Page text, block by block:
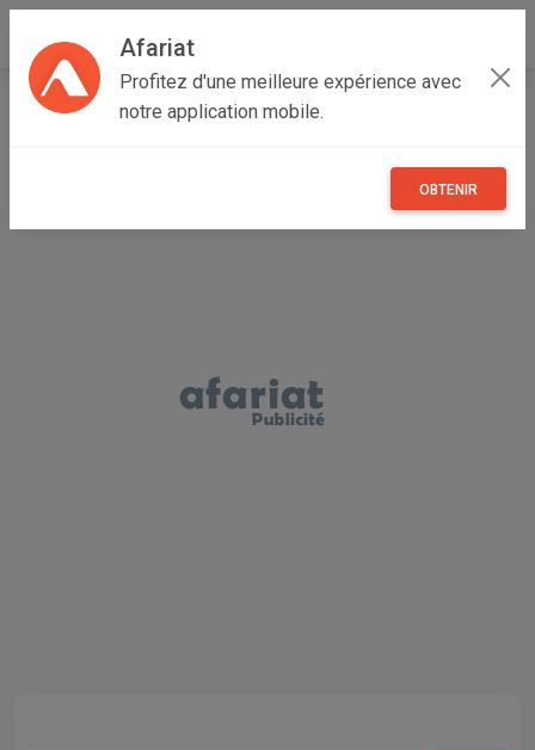
Afariat
Profitez d'une meilleure expérience avec
notre application mobile.
OBTENIR
Accueil Recherche Grand Tunis